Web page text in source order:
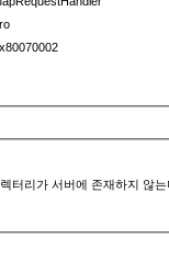
터리가 서버에 존재하지 않